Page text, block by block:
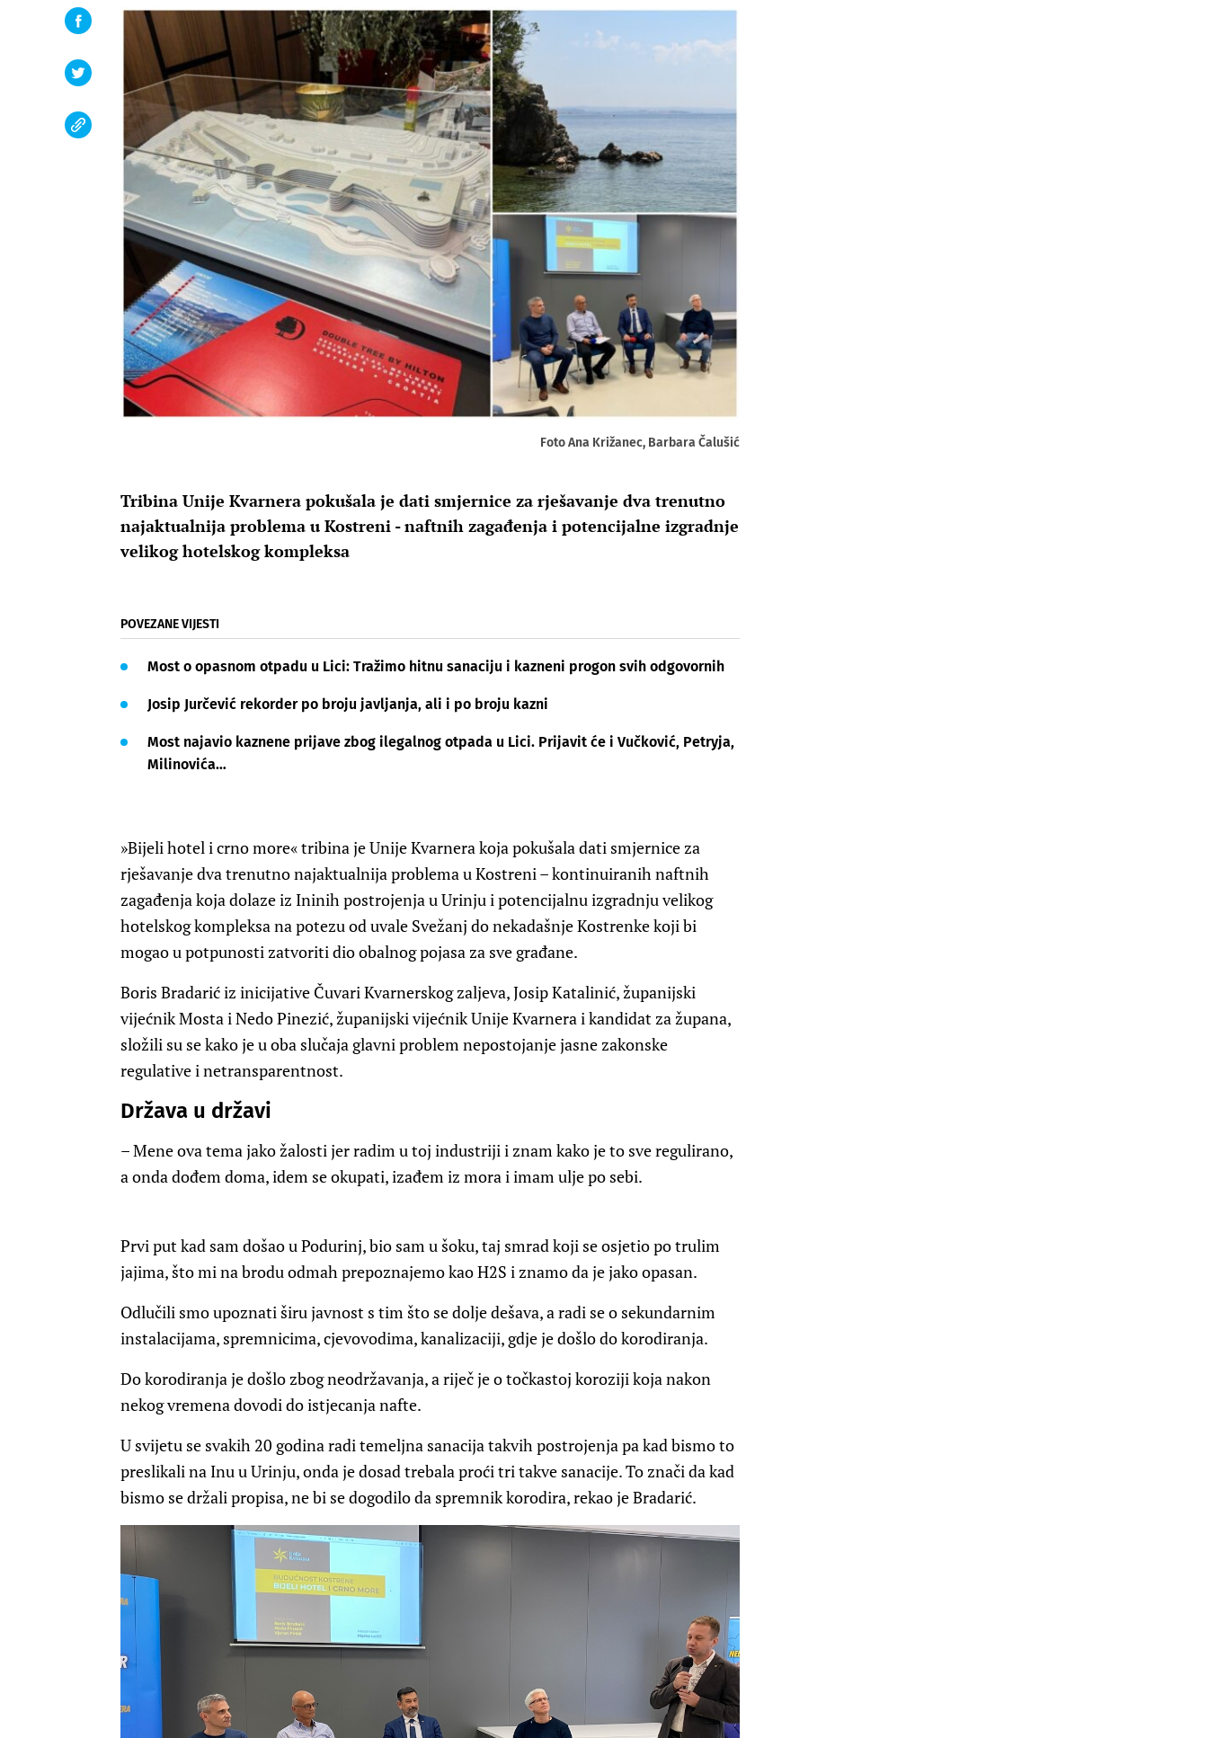
Foto Ana Križanec, Barbara Čalušić
Tribina Unije Kvarnera pokušala je dati smjernice za rješavanje dva trenutno
najaktualnija problema u Kostreni - naftnih zagađenja i potencijalne izgradnje
velikog hotelskog kompleksa
POVEZANE VIJESTI
Most o opasnom otpadu u Lici: Tražimo hitnu sanaciju i kazneni progon svih odgovornih
Josip Jurčević rekorder po broju javljanja, ali i po broju kazni
Most najavio kaznene prijave zbog ilegalnog otpada u Lici. Prijavit će i Vučković, Petryja,
Milinovića…
»Bijeli hotel i crno more« tribina je Unije Kvarnera koja pokušala dati smjernice za
rješavanje dva trenutno najaktualnija problema u Kostreni – kontinuiranih naftnih
zagađenja koja dolaze iz Ininih postrojenja u Urinju i potencijalnu izgradnju velikog
hotelskog kompleksa na potezu od uvale Svežanj do nekadašnje Kostrenke koji bi
mogao u potpunosti zatvoriti dio obalnog pojasa za sve građane.
Boris Bradarić iz inicijative Čuvari Kvarnerskog zaljeva, Josip Katalinić, županijski
vijećnik Mosta i Nedo Pinezić, županijski vijećnik Unije Kvarnera i kandidat za župana,
složili su se kako je u oba slučaja glavni problem nepostojanje jasne zakonske
regulative i netransparentnost.
Država u državi
– Mene ova tema jako žalosti jer radim u toj industriji i znam kako je to sve regulirano,
a onda dođem doma, idem se okupati, izađem iz mora i imam ulje po sebi.
Prvi put kad sam došao u Podurinj, bio sam u šoku, taj smrad koji se osjetio po trulim
jajima, što mi na brodu odmah prepoznajemo kao H2S i znamo da je jako opasan.
Odlučili smo upoznati širu javnost s tim što se dolje dešava, a radi se o sekundarnim
instalacijama, spremnicima, cjevovodima, kanalizaciji, gdje je došlo do korodiranja.
Do korodiranja je došlo zbog neodržavanja, a riječ je o točkastoj koroziji koja nakon
nekog vremena dovodi do istjecanja nafte.
U svijetu se svakih 20 godina radi temeljna sanacija takvih postrojenja pa kad bismo to
preslikali na Inu u Urinju, onda je dosad trebala proći tri takve sanacije. To znači da kad
bismo se držali propisa, ne bi se dogodilo da spremnik korodira, rekao je Bradarić.